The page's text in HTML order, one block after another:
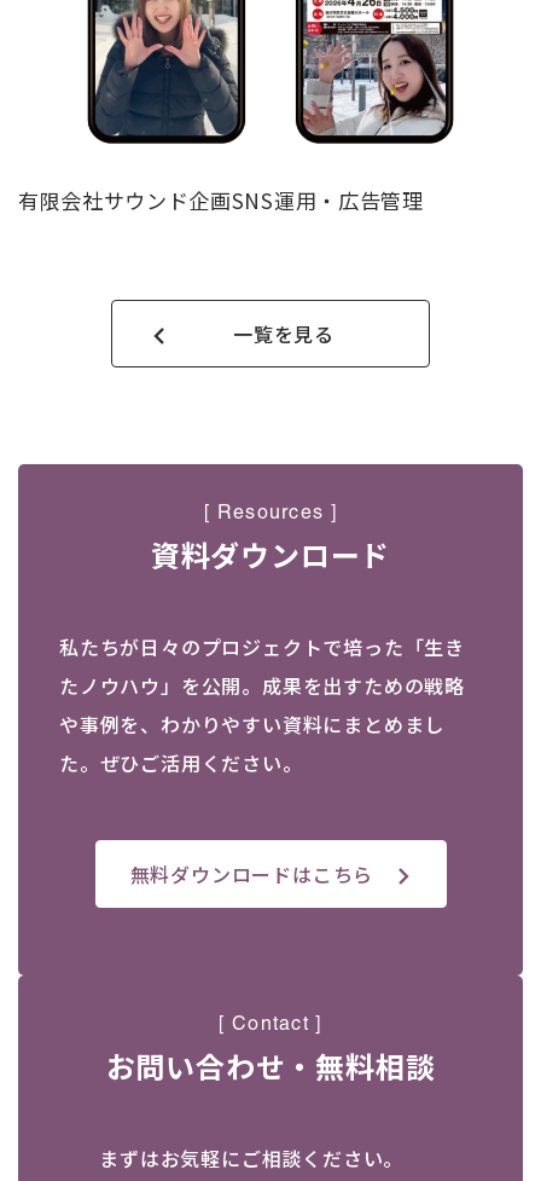
有限会社サウンド企画SNS運用・広告管理
一覧を見る
[ Resources ]
資料ダウンロード
私たちが日々のプロジェクトで培った「生き
たノウハウ」を公開。成果を出すための戦略
や事例を、わかりやすい資料にまとめまし
た。ぜひご活用ください。
無料ダウンロードはこちら
[ Contact ]
お問い合わせ・無料相談
まずはお気軽にご相談ください。